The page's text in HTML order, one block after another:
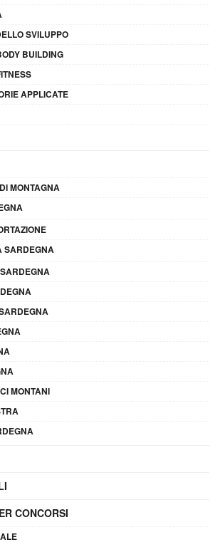
SVILUPPO
BUILDING
APPLICATE
MONTAGNA
SARDEGNA
MONTANI
CONCORSI